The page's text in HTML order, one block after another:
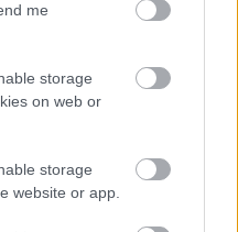
me
storage
on web or
storage
website or app.